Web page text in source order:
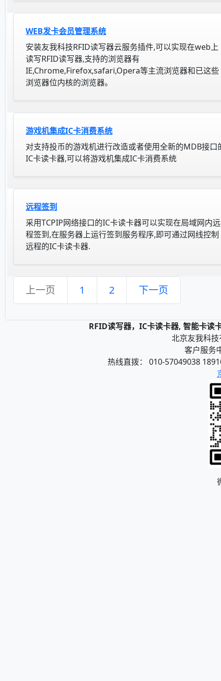
WEB发卡会员管理系统
安装友我科技RFID读写器云服务插件,可以实现在web上
读写RFID读写器,支持的浏览器有
IE,Chrome,Firefox,safari,Opera等主流浏览器和已这些
浏览器位内核的浏览器。
游戏机集成IC卡消费系统
对支持投币的游戏机进行改造或者使用全新的MDB接口
IC卡读卡器,可以将游戏机集成IC卡消费系统
远程签到
采用TCPIP网络接口的IC卡读卡器可以实现在局域网内远
程签到,在服务器上运行签到服务程序,即可通过网线控制
远程的IC卡读卡器.
上一页 1 2 下一页
RFID读写器，IC卡读卡器, 智能卡读
北京友我科
客户服务
热线直拨： 010-57049038